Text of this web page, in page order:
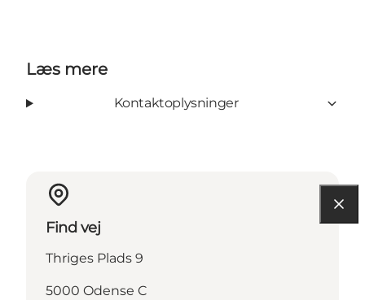
Læs mere
Kontaktoplysninger
Find vej
Thriges Plads 9
5000 Odense C